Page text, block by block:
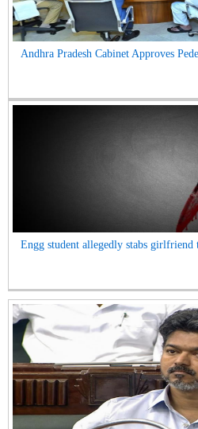
Andhra Pradesh Cabinet Approves
Engg student allegedly stabs girlfriend